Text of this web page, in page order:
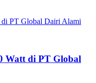
Watt di PT Global